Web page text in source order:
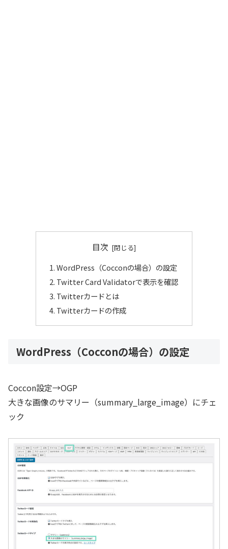
目次
WordPress（Cocconの場合）の設定
Twitter Card Validatorで表示を確認
Twitterカードとは
Twitterカードの作成
WordPress（Cocconの場合）の設定
Coccon設定→OGP
大きな画像のサマリー（summary_large_image）にチェ
ック